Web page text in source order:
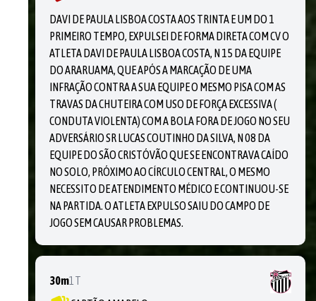
DAVI DE PAULA LISBOA COSTA AOS TRINTA E UM DO 1
PRIMEIRO TEMPO, EXPULSEI DE FORMA DIRETA COM CV O
ATLETA DAVI DE PAULA LISBOA COSTA, N 15 DA EQUIPE
DO ARARUAMA, QUE APÓS A MARCAÇÃO DE UMA
INFRAÇÃO CONTRA A SUA EQUIPE O MESMO PISA COM AS
TRAVAS DA CHUTEIRA COM USO DE FORÇA EXCESSIVA (
CONDUTA VIOLENTA) COM A BOLA FORA DE JOGO NO SEU
ADVERSÁRIO SR LUCAS COUTINHO DA SILVA, N 08 DA
EQUIPE DO SÃO CRISTÓVÃO QUE SE ENCONTRAVA CAÍDO
NO SOLO, PRÓXIMO AO CÍRCULO CENTRAL, O MESMO
NECESSITO DE ATENDIMENTO MÉDICO E CONTINUOU-SE
NA PARTIDA. O ATLETA EXPULSO SAIU DO CAMPO DE
JOGO SEM CAUSAR PROBLEMAS.
30m1T